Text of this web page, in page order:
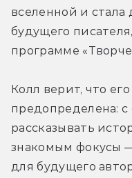
вселенной и
будущего
программе
Колл верит, что
предопределена: с
рассказывать
знакомым фокусы
для будущего